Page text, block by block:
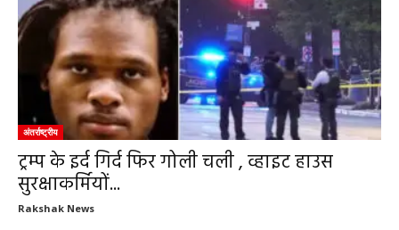
अंतर्राष्ट्रीय
ट्रम्प के इर्द गिर्द फिर गोली चली , व्हाइट हाउस
सुरक्षाकर्मियों...
Rakshak News